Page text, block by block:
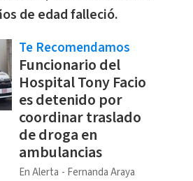
de edad falleció.
Te Recomendamos
Funcionario del
Hospital Tony Facio
es detenido por
coordinar traslado
de droga en
ambulancias
En Alerta Fernanda Araya